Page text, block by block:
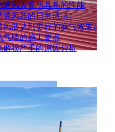
通风天窗所具备的性能
通风器的日常清洁?
风器达到更好的换气效果?
气楼的施工要点
磨损严重的原因分析